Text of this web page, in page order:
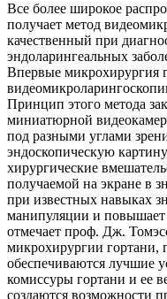
Все более широкое
получает метод
качественный при
эндоларингеальных
Впервые микрохирургия
Принцип этого метода
миниатюрной
под разными углами
эндоскопическую
хирургические
получаемой на экране в
при известных навыках
манипуляции и
отмечает проф. Дж.
микрохирургии гортани,
обеспечиваются лучшие
комиссуры гортани и ее
создаются возможности